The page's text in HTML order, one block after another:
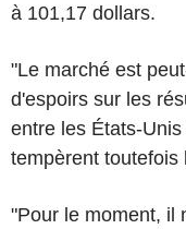
à 101,17 dollars.
"Le marché est
d'espoirs sur les
entre les États-
tempèrent toutefois
"Pour le moment, il